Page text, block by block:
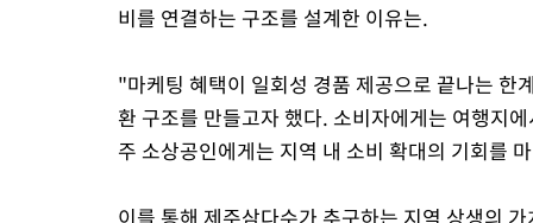
비를 연결하는 구조를 설계한 이유는.
"마케팅 혜택이 일회성 경품 제공으로 끝나는 한
환 구조를 만들고자 했다. 소비자에게는 여행지
주 소상공인에게는 지역 내 소비 확대의 기회를
이를 통해 제주삼다수가 추구하는 지역 상생의